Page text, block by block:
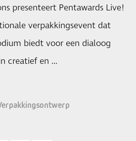
presenteert Pentawards Live!
verpakkingsevent dat
biedt voor een dialoog
creatief en …